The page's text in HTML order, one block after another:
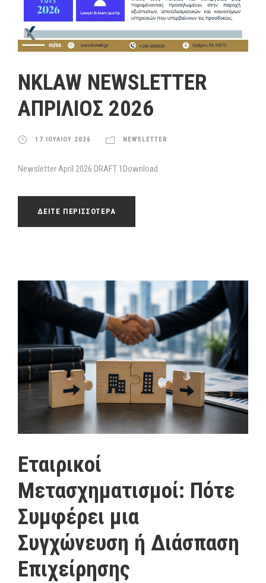
NKLAW NEWSLETTER
ΑΠΡΙΛΙΟΣ 2026
17 ΙΟΥΛΙΟΥ 2026 NEWSLETTER
Newsletter April 2026 DRAFT 1Download
ΔΕΙΤΕ ΠΕΡΙΣΣΟΤΕΡΑ
Εταιρικοί
Μετασχηματισμοί: Πότε
Συμφέρει μια
Συγχώνευση ή Διάσπαση
Επιχείρησης